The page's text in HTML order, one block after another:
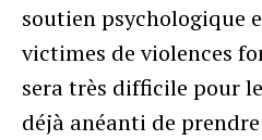
soutien psychologique
victimes de violences
sera très difficile pour
déjà anéanti de